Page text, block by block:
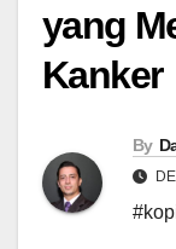
yang
Kanker
By